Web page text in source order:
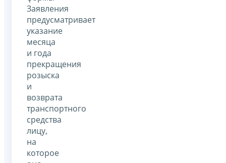
Заявления
предусматривает
указание
месяца
и года
прекращения
розыска
и
возврата
транспортного
средства
лицу,
на
которое